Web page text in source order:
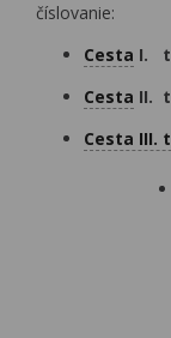
číslovanie:
Cesta I.
Cesta II.
Cesta III.